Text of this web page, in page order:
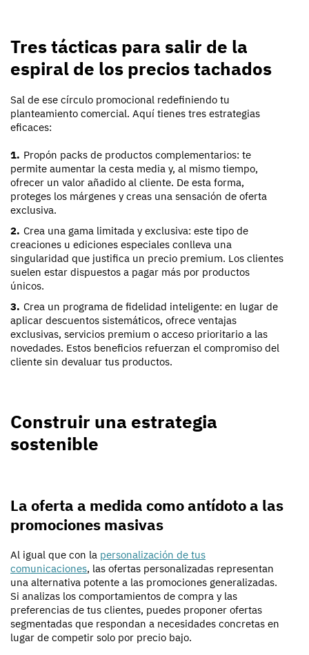
Tres tácticas para salir de la
espiral de los precios tachados
Sal de ese círculo promocional redefiniendo tu
planteamiento comercial. Aquí tienes tres estrategias
eficaces:
Propón packs de productos complementarios: te
permite aumentar la cesta media y, al mismo tiempo,
ofrecer un valor añadido al cliente. De esta forma,
proteges los márgenes y creas una sensación de oferta
exclusiva.
Crea una gama limitada y exclusiva: este tipo de
creaciones u ediciones especiales conlleva una
singularidad que justifica un precio premium. Los clientes
suelen estar dispuestos a pagar más por productos
únicos.
Crea un programa de fidelidad inteligente: en lugar de
aplicar descuentos sistemáticos, ofrece ventajas
exclusivas, servicios premium o acceso prioritario a las
novedades. Estos beneficios refuerzan el compromiso del
cliente sin devaluar tus productos.
Construir una estrategia
sostenible
La oferta a medida como antídoto a las
promociones masivas
Al igual que con la personalización de tus
comunicaciones, las ofertas personalizadas representan
una alternativa potente a las promociones generalizadas.
Si analizas los comportamientos de compra y las
preferencias de tus clientes, puedes proponer ofertas
segmentadas que respondan a necesidades concretas en
lugar de competir solo por precio bajo.